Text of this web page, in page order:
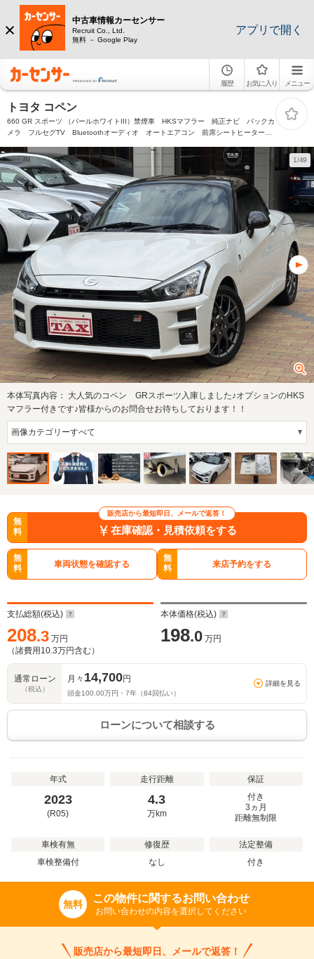
中古車情報カーセンサー
Recruit Co., Ltd.
無料 － Google Play
アプリで開く
履歴 お気に入り メニュー
トヨタ コペン
660 GR スポーツ （パールホワイトIII）禁煙車 HKSマフラー 純正ナビ バックカ
メラ フルセグTV Bluetoothオーディオ オートエアコン 前席シートヒーター
16inchAW
1/49
本体写真内容： 大人気のコペン GRスポーツ入庫しました♪オプションのHKS
マフラー付きです♪皆様からのお問合せお待ちしております！！
販売店から最短即日、メールで返答！
無
料
在庫確認・見積依頼をする
無
料
車両状態を確認する
無
料
来店予約をする
支払総額(税込)
208.3 万円
（諸費用 10.3万円含む）
本体価格(税込)
198.0 万円
通常ローン
（税込）
月々 14,700円
頭金100.00万円・ 7年（84回払い）
詳細を見る
ローンについて相談する
年式
2023
(R05)
走行距離
4.3
万km
保証
付き
3ヵ月
距離無制限
車検有無
車検整備付
修復歴
なし
法定整備
付き
無料 この物件に関するお問い合わせ
お問い合わせの内容を選択してください
販売店から最短即日、メールで返答！